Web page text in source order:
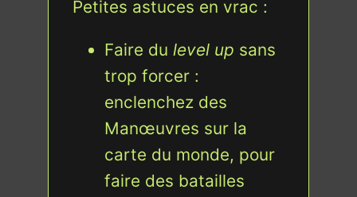
Petites astuces en vrac :
Faire du level up sans
trop forcer :
enclenchez des
Manœuvres sur la
carte du monde, pour
faire des batailles